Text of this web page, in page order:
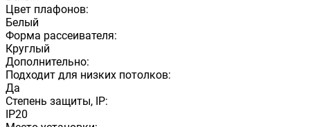
Цвет плафонов:
Белый
Форма рассеивателя:
Круглый
Дополнительно:
Подходит для низких потолков:
Да
Степень защиты, IP:
IP20